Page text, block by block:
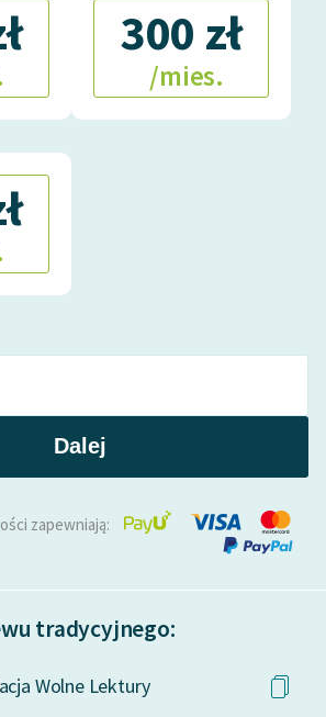
300 zł
/mies.
Dalej
zapewniają:
tradycyjnego:
Wolne Lektury